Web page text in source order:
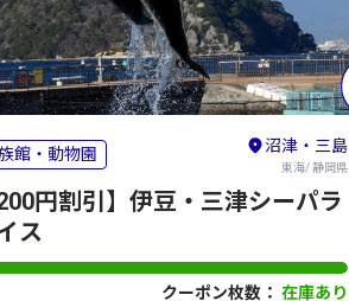
館・動物園 沼津・三島
東海/ 静岡県
200円割引】伊豆・三津シーパラ
ス
クーポン枚数： 在庫あり